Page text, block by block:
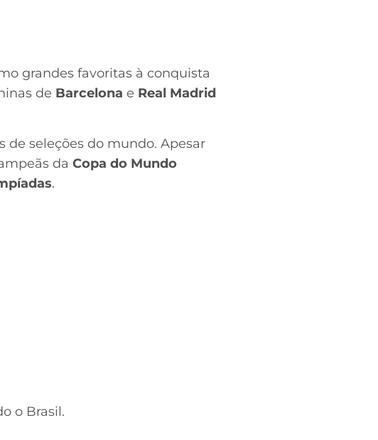
grandes favoritas à conquista
de Barcelona e Real Madrid
seleções do mundo. Apesar
da Copa do Mundo
.
o Brasil.